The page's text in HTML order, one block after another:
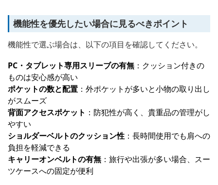
機能性を優先したい場合に見るべきポイント
機能性で選ぶ場合は、以下の項目を確認してください。
PC・タブレット専用スリーブの有無 ：クッション付きの
ものは安心感が高い
ポケットの数と配置 ：外ポケットが多いと小物の取り出し
がスムーズ
背面アクセスポケット ：防犯性が高く、貴重品の管理がし
やすい
ショルダーベルトのクッション性 ：長時間使用でも肩への
負担を軽減できる
キャリーオンベルトの有無 ：旅行や出張が多い場合、スー
ツケースへの固定が便利